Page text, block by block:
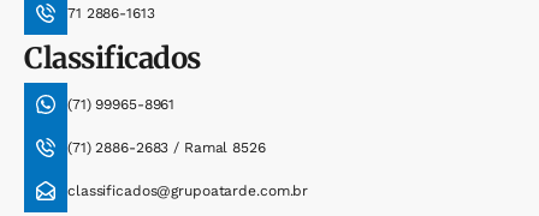
71 2886-1613
Classificados
(71) 99965-8961
(71) 2886-2683 / Ramal 8526
classificados@grupoatarde.com.br